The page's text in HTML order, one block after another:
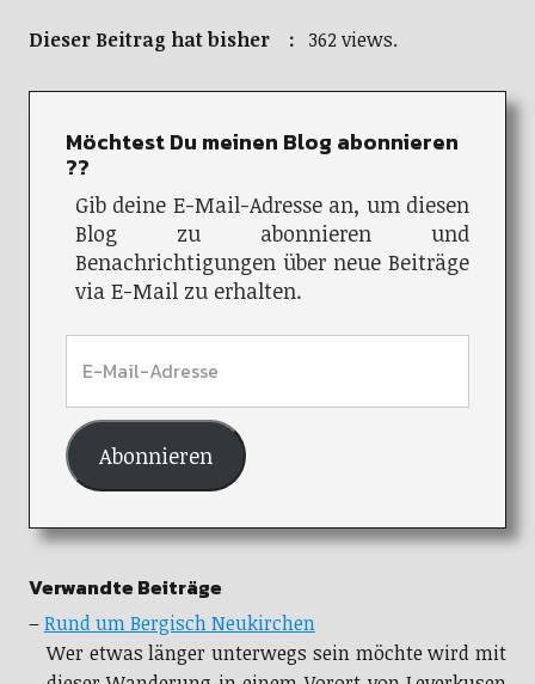
Dieser Beitrag hat bisher : 362 views.
Möchtest Du meinen Blog abonnieren
??
Gib deine E-Mail-Adresse an, um diesen
Blog zu abonnieren und
Benachrichtigungen über neue Beiträge
via E-Mail zu erhalten.
Abonnieren
Verwandte Beiträge
–Rund um Bergisch Neukirchen
Wer etwas länger unterwegs sein möchte wird mit